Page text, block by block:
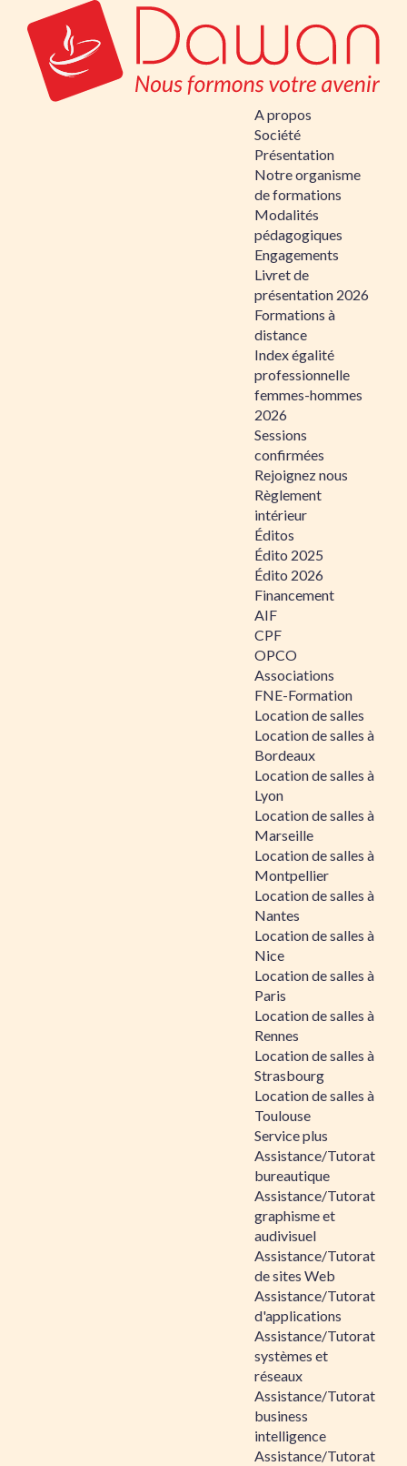
A propos
Société
Présentation
Notre organisme
de formations
Modalités
pédagogiques
Engagements
Livret de
présentation 2026
Formations à
distance
Index égalité
professionnelle
femmes-hommes
2026
Sessions
confirmées
Rejoignez nous
Règlement
intérieur
Éditos
Édito 2025
Édito 2026
Financement
AIF
CPF
OPCO
Associations
FNE-Formation
Location de salles
Location de salles à
Bordeaux
Location de salles à
Lyon
Location de salles à
Marseille
Location de salles à
Montpellier
Location de salles à
Nantes
Location de salles à
Nice
Location de salles à
Paris
Location de salles à
Rennes
Location de salles à
Strasbourg
Location de salles à
Toulouse
Service plus
Assistance/Tutorat
bureautique
Assistance/Tutorat
graphisme et
audivisuel
Assistance/Tutorat
de sites Web
Assistance/Tutorat
d'applications
Assistance/Tutorat
systèmes et
réseaux
Assistance/Tutorat
business
intelligence
Assistance/Tutorat